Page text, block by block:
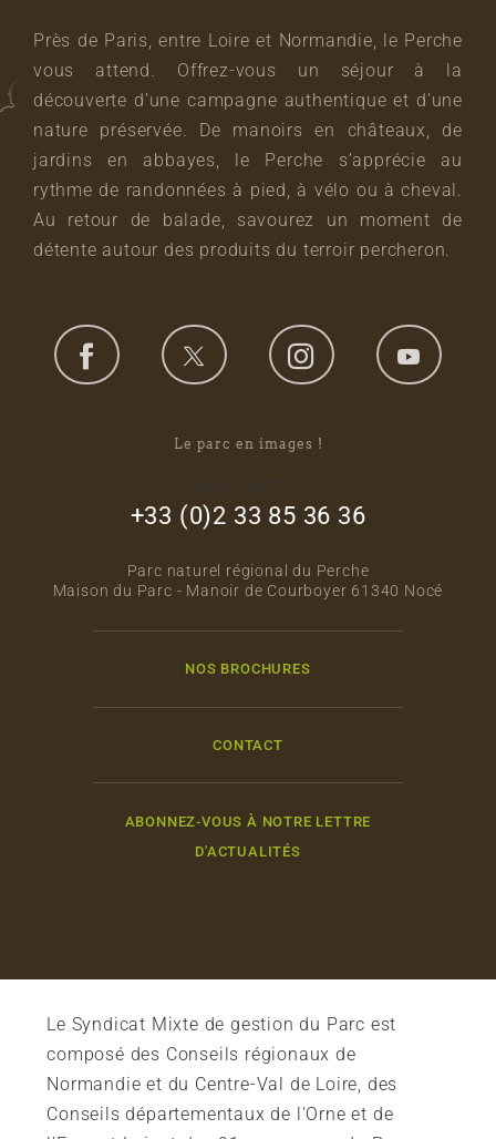
Près de Paris, entre Loire et Normandie, le Perche
vous attend. Offrez-vous un séjour à la
découverte d’une campagne authentique et d’une
nature préservée. De manoirs en châteaux, de
jardins en abbayes, le Perche s’apprécie au
rythme de randonnées à pied, à vélo ou à cheval.
Au retour de balade, savourez un moment de
détente autour des produits du terroir percheron.
Le parc en images !
+33 (0)2 33 85 36 36
Parc naturel régional du Perche
Maison du Parc - Manoir de Courboyer 61340 Nocé
NOS BROCHURES
CONTACT
ABONNEZ-VOUS À NOTRE LETTRE
D'ACTUALITÉS
Le Syndicat Mixte de gestion du Parc est
composé des Conseils régionaux de
Normandie et du Centre-Val de Loire, des
Conseils départementaux de l'Orne et de